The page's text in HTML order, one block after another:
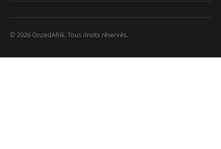
© 2026 OnzedAfrik. Tous droits réservés.